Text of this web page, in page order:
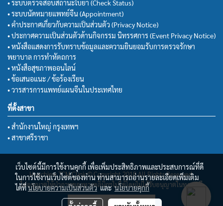
• ระบบตรวจสอบสถานะใบยา (Check Status)
• ระบบนัดหมายแพทย์จีน (Appointment)
• คำประกาศเกี่ยวกับความเป็นส่วนตัว (Privacy Notice)
• ประกาศความเป็นส่วนตัวด้านกิจกรรม นิทรรศการ (Event Privacy Notice)
• หนังสือแสดงการรับทราบข้อมูลและความยินยอมรับการตรวจรักษา
พยาบาล การทำหัตถการ
• หนังสือสุขภาพออนไลน์
• ข้อเสนอแนะ / ข้อร้องเรียน
• วารสารการแพทย์แผนจีนในประเทศไทย
ที่ตั้งสาขา
• สำนักงานใหญ่ กรุงเทพฯ
• สาขาศรีราชา
Huachiew TCM Clinic© Copyright 2018 All Rights Reserved.
ไม่อนุญาตให้นำภาพของทางคลินิกฯไปใช้โดยไม่ได้รับอนุญาตในทุกกรณี
ผู้เข้าชมวันนี้ 1
เว็บไซต์นี้มีการใช้งานคุกกี้ เพื่อเพิ่มประสิทธิภาพและประสบการณ์ที่ดี
ในการใช้งานเว็บไซต์ของท่าน ท่านสามารถอ่านรายละเอียดเพิ่มเติม
ได้ที่นโยบายความเป็นส่วนตัวและนโยบายคุกกี้